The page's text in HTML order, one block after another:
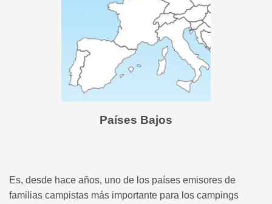
Países Bajos
Es, desde hace años, uno de los países emisores de
familias campistas más importante para los campings